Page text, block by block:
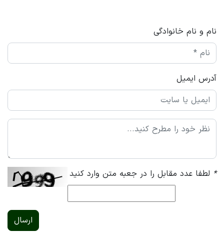
نام و نام خانوادگی
آدرس ایمیل
* لطفا عدد مقابل را در جعبه متن وارد کنید
ارسال